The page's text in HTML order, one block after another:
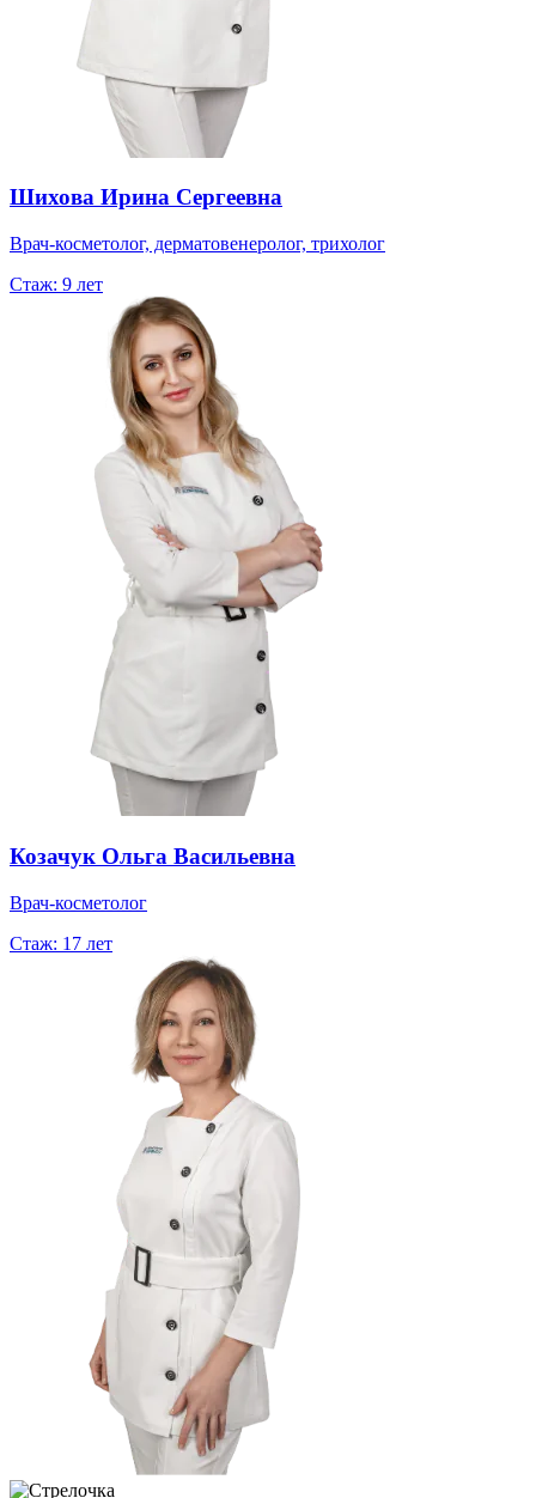
Шихова Ирина Сергеевна
Врач-косметолог, дерматовенеролог, трихолог
Стаж: 9 лет
Козачук Ольга Васильевна
Врач-косметолог
Стаж: 17 лет